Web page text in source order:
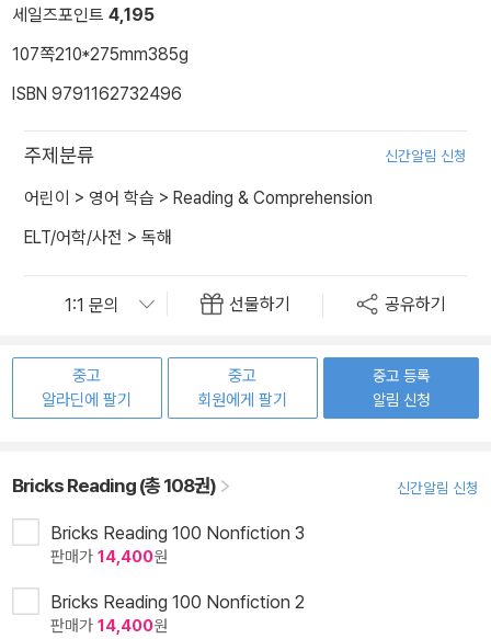
세일즈포인트 4,195
107쪽210*275mm385g
ISBN 9791162732496
주제분류 신간알림 신청
어린이 > 영어 학습 > Reading & Comprehension
ELT/어학/사전 > 독해
선물하기 공유하기
중고
알라딘에 팔기
중고
회원에게 팔기
중고 등록
알림 신청
Bricks Reading (총 108권) 신간알림 신청
Bricks Reading 100 Nonfiction 3
판매가 14,400원
Bricks Reading 100 Nonfiction 2
판매가 14,400원